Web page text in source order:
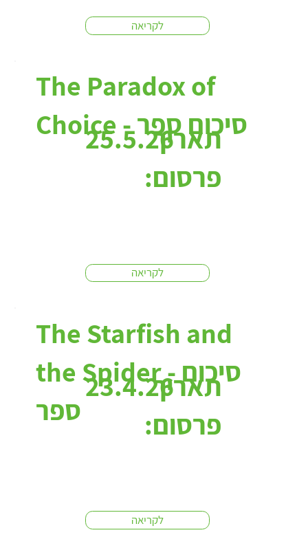
לקריאה
The Paradox of
Choice - סיכום ספר
לקריאה
25.5.26תאריך
פרסום:
The Starfish and
the Spider - סיכום
ספר
לקריאה
23.4.26תאריך
פרסום: